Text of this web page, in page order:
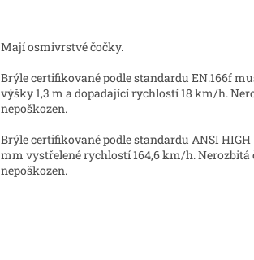
Mají osmivrstvé čočky.
Brýle certifikované podle standardu EN.166f
výšky 1,3 m a dopadající rychlostí 18 km/h.
nepoškozen.
Brýle certifikované podle standardu ANSI
mm vystřelené rychlostí 164,6 km/h.
nepoškozen.